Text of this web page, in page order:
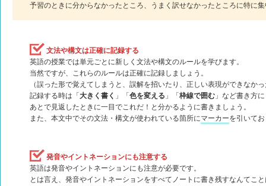
予習のときに分からなかったところ、うまく訳せなかったところに特に
文法や構文は正確に記録する
英語の授業では単元ごとに新しく文法や構文のルールを学びます。
当然ですが、これらのルールは正確に記録しましょう。
（誤った形で覚えてしまうと、誤解を招いたり、正しい表現ができなか
記録する時は「大きく書く 」「色を変える 」「枠線で囲む 」など書き方
あとで見返したときに一目でこれだ！と分かるように書きましょう。
また、本文中でその文法・構文が使われている箇所にマーカーを引いて
発音やイントネーションにも注意する
英語は発音やイントネーションにも注意が必要です。
とは言え、発音やイントネーションをすべてノートに書き残すなんてこ